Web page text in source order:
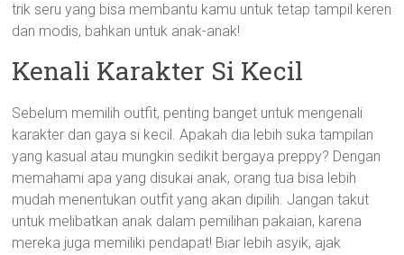
trik seru yang bisa membantu kamu untuk tetap tampil keren
dan modis, bahkan untuk anak-anak!
Kenali Karakter Si Kecil
Sebelum memilih outfit, penting banget untuk mengenali
karakter dan gaya si kecil. Apakah dia lebih suka tampilan
yang kasual atau mungkin sedikit bergaya preppy? Dengan
memahami apa yang disukai anak, orang tua bisa lebih
mudah menentukan outfit yang akan dipilih. Jangan takut
untuk melibatkan anak dalam pemilihan pakaian, karena
mereka juga memiliki pendapat! Biar lebih asyik, ajak